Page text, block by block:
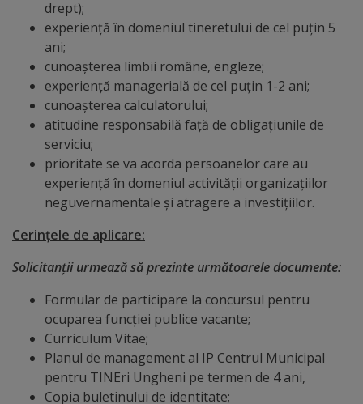
Diplome
de
Excelență
Ungheniul
turistic
Obiective
turistice
(harta
sculpturilor)
Monumente
drept);
experienţă în domeniul tineretului de cel puțin 5
ani;
cunoaşterea limbii române, engleze;
experiență managerială de cel puțin 1-2 ani;
cunoaşterea calculatorului;
atitudine responsabilă faţă de obligaţiunile de
serviciu;
prioritate se va acorda persoanelor care au
experienţă în domeniul activității organizațiilor
neguvernamentale și atragere a investițiilor.
Cerinţele de aplicare:
Solicitanţii urmează să prezinte următoarele documente:
Formular de participare la concursul pentru
ocuparea funcţiei publice vacante;
Curriculum Vitae;
Planul de management al IP Centrul Municipal
pentru TINEri Ungheni pe termen de 4 ani,
Copia buletinului de identitate;